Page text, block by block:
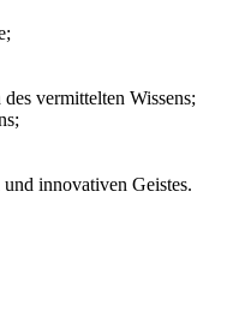
vermittelten Wissens;
innovativen Geistes.